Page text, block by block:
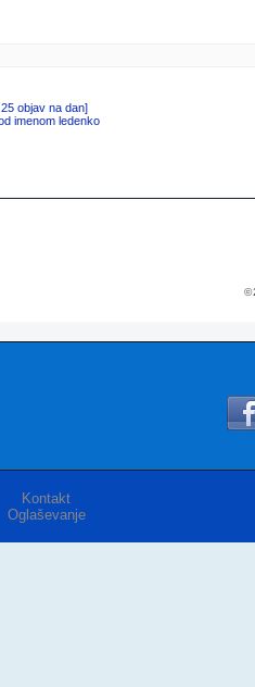
objav na dan]
imenom ledenko
©
Kontakt
Oglaševanje